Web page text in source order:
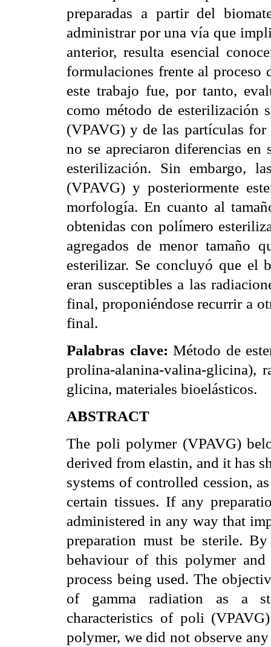
preparadas a partir del
administrar por una vía que
anterior, resulta esencial
formulaciones frente al proceso
este trabajo fue, por tanto,
como método de esterilización
(VPAVG) y de las partículas
no se apreciaron diferencias en
esterilización. Sin embargo,
(VPAVG) y posteriormente
morfología. En cuanto al
obtenidas con polímero
agregados de menor tamaño
esterilizar. Se concluyó que el
eran susceptibles a las
final, proponiéndose recurrir a
final.
Palabras clave: Método de
prolina-alanina-valina-glicina),
glicina, materiales bioelásticos.
ABSTRACT
The poli polymer (VPAVG)
derived from elastin, and it has
systems of controlled cession,
certain tissues. If any
administered in any way that
preparation must be sterile.
behaviour of this polymer
process being used. The
of gamma radiation as a
characteristics of poli
polymer, we did not observe